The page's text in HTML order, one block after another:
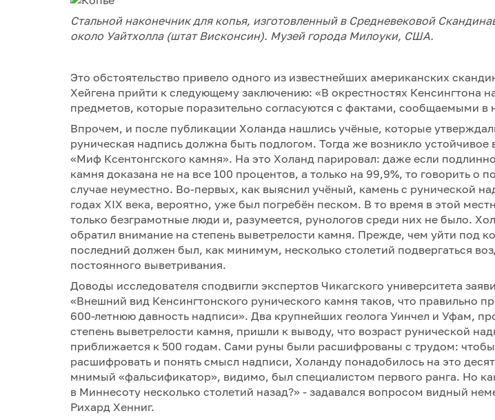
Стальной наконечник для копья, изготовленный в Средневековой
около Уайтхолла (штат Висконсин). Музей города Милоуки, США.
Это обстоятельство привело одного из известнейших американских
Хейгена прийти к следующему заключению: «В окрестностях Кенсингтона
предметов, которые поразительно согласуются с фактами, сообщаемыми в
Впрочем, и после публикации Холанда нашлись учёные, которые
руническая надпись должна быть подлогом. Тогда же возникло
«Миф Ксентонгского камня». На это Холанд парировал: даже если
камня доказана не на все 100 процентов, а только на 99,9%, то говорить о
случае неуместно. Во-первых, как выяснил учёный, камень с рунической
годах XIX века, вероятно, уже был погребён песком. В то время в этой
только безграмотные люди и, разумеется, рунологов среди них не было.
обратил внимание на степень выветрелости камня. Прежде, чем уйти под
последний должен был, как минимум, несколько столетий подвергаться
постоянного выветривания.
Доводы исследователя сподвигли экспертов Чикагского университета
«Внешний вид Кенсингтонского рунического камня таков, что правильно
600-летнюю давность надписи». Два крупнейших геолога Уинчел и Уфам,
степень выветрелости камня, пришли к выводу, что возраст рунической
приближается к 500 годам. Сами руны были расшифрованы с трудом:
расшифровать и понять смысл надписи, Холанду понадобилось на это
мнимый «фальсификатор», видимо, был специалистом первого ранга. Но
в Миннесоту несколько столетий назад?» - задавался вопросом видный
Рихард Хенниг.